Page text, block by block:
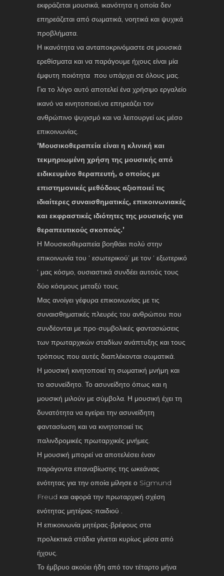
εκφράζεται μουσικά, ικανότητα η οποία δεν
επηρεάζεται από σωματικά, νοητικά και ψυχικά
προβλήματα.
Η ικανότητα να ανταποκρινόμαστε σε μουσικά
ερεθίσματα και να παράγουμε ήχους είναι μία
έμφυτη ποιότητα που υπάρχει σε όλους μας.
Για το λόγο αυτό αποτελεί ένα χρήσιμο εργαλείο
ικανό να κινητοποιεί,να επηρεάζει τον
ανθρώπινο ψυχισμό και να λειτουργεί ως μέσο
επικοινωνίας.
‘Μουσικοθεραπεία είναι η κλινική και
τεκμηριωμένη χρήση της μουσικής από
ειδικευμένο θεραπευτή, ο οποίος με
επιστημονικές μεθόδους αξιοποιεί τις
ιδιαίτερες συναισθηματικές, επικοινωνιακές
και εκφραστικές ιδιότητες της μουσικής για
θεραπευτικούς σκοπούς.’
Η Μουσικοθεραπεία βοηθάει πολύ στην
επικοινωνία του ‘ εσωτερικού’ με τον ‘ εξωτερικό
‘ μας κόσμο, ουσιαστικά συνδέει αυτούς τους
δύο κόσμους μεταξύ τους.
Μας ανοίγει γέφυρα επικοινωνίας με τις
συναισθηματικές πλευρές του ανθρώπου που
συνδέονται με προ-συμβολικές φαντασιώσεις
των πρωταρχικών σταδίων ανάπτυξης και τους
τρόπους που αυτές διαπλέκονται σωματικά.
Η μουσική κινητοποιεί τη σωματική μνήμη και
το ασυνείδητο. Το ασυνείδητο όπως και η
μουσική μιλούν με σύμβολα. Η μουσική έχει τη
δυνατότητα να εγείρει την ασυνείδητη
φαντασίωση και να κινητοποιεί τις
παλινδρομικές πρωταρχικές μνήμες.
Η μουσική μπορεί να αποτελέσει έναν
παράγοντα επαναβίωσης της ωκεάνιας
ενότητας για την οποία μίλησε ο Sigmund
Freud και αφορά την πρωταρχική σχέση
ενότητας μητέρας-παιδιού .
Η επικοινωνία μητέρας-βρέφους στα
προλεκτικά στάδια γίνεται κυρίως μέσα από
ήχους.
Το έμβρυο ακούει ήδη από τον τέταρτο μήνα